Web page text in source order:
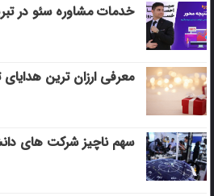
خدمات مشاوره سئو در
معرفی ارزان ترین هدایای
سهم ناچیز شرکت های